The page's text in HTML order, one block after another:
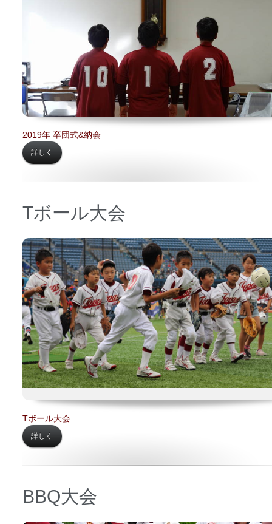
2019年 卒団式&納会
詳しく
Tボール大会
日時 【2018年08月06日】
場所 【横浜スタジアム】
Tボール大会
詳しく
BBQ大会